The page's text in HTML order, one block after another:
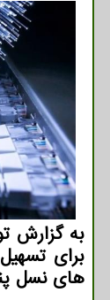
به گزارش
برای
های نسل